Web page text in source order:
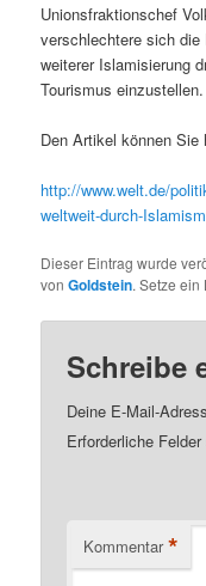
Unionsfraktionschef
verschlechtere sich die
weiterer Islamisierung
Tourismus einzustellen.
Den Artikel können Sie
http://www.welt.de/
weltweit-durch-
Dieser Eintrag wurde
vonGoldstein. Setze ein
Schreibe
Deine E-Mail-
Erforderliche
Kommentar *